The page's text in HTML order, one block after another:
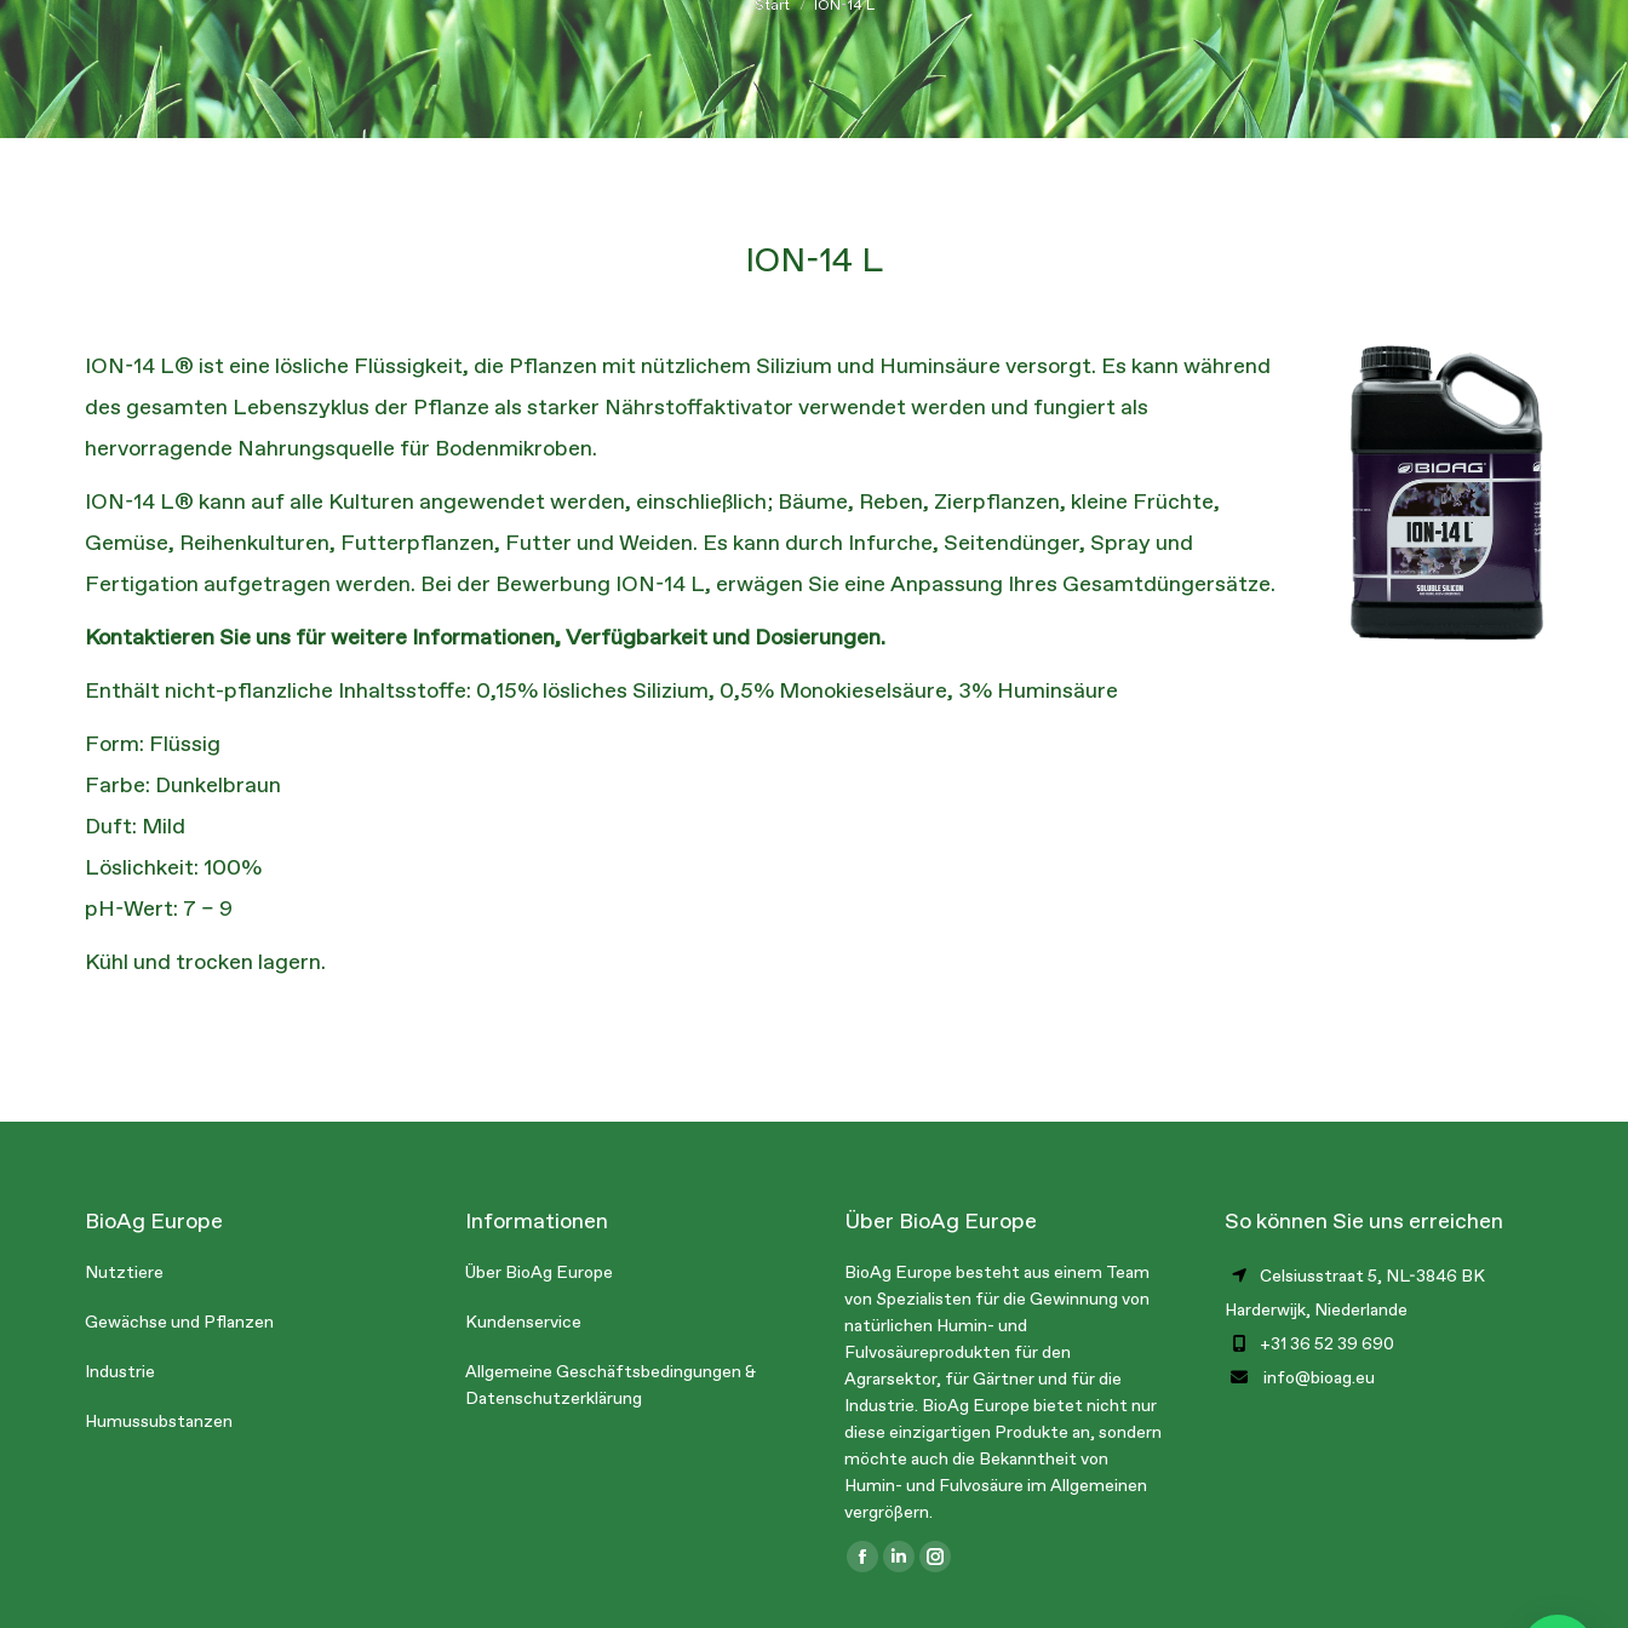
Start ION-14 L
ION-14 L
ION-14 L® ist eine lösliche Flüssigkeit, die Pflanzen mit nützlichem Silizium und Huminsäure versorgt. Es kann während
des gesamten Lebenszyklus der Pflanze als starker Nährstoffaktivator verwendet werden und fungiert als
hervorragende Nahrungsquelle für Bodenmikroben.
ION-14 L® kann auf alle Kulturen angewendet werden, einschließlich; Bäume, Reben, Zierpflanzen, kleine Früchte,
Gemüse, Reihenkulturen, Futterpflanzen, Futter und Weiden. Es kann durch Infurche, Seitendünger, Spray und
Fertigation aufgetragen werden. Bei der Bewerbung ION-14 L, erwägen Sie eine Anpassung Ihres Gesamtdüngersätze.
Kontaktieren Sie uns für weitere Informationen, Verfügbarkeit und Dosierungen.
Enthält nicht-pflanzliche Inhaltsstoffe: 0,15% lösliches Silizium, 0,5% Monokieselsäure, 3% Huminsäure
Form: Flüssig
Farbe: Dunkelbraun
Duft: Mild
Löslichkeit: 100%
pH-Wert: 7 – 9
Kühl und trocken lagern.
BioAg Europe
Nutztiere
Gewächse und Pflanzen
Industrie
Humussubstanzen
Informationen
Über BioAg Europe
Kundenservice
Allgemeine Geschäftsbedingungen &
Datenschutzerklärung
Über BioAg Europe
BioAg Europe besteht aus einem Team
von Spezialisten für die Gewinnung von
natürlichen Humin- und
Fulvosäureprodukten für den
Agrarsektor, für Gärtner und für die
Industrie. BioAg Europe bietet nicht nur
diese einzigartigen Produkte an, sondern
möchte auch die Bekanntheit von
Humin- und Fulvosäure im Allgemeinen
vergrößern.
Finden Sie uns auf:
Facebook
LinkedinInstagram
So können Sie uns erreichen
Celsiusstraat 5, NL-3846 BK
Harderwijk, Niederlande
+31 36 52 39 690
info@bioag.eu